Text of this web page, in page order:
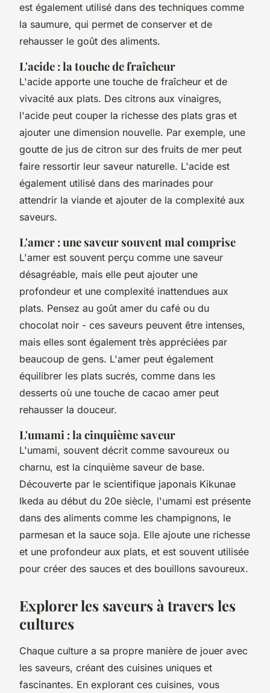
est également utilisé dans des techniques comme
la saumure, qui permet de conserver et de
rehausser le goût des aliments.
L'acide : la touche de fraîcheur
L'acide apporte une touche de fraîcheur et de
vivacité aux plats. Des citrons aux vinaigres,
l'acide peut couper la richesse des plats gras et
ajouter une dimension nouvelle. Par exemple, une
goutte de jus de citron sur des fruits de mer peut
faire ressortir leur saveur naturelle. L'acide est
également utilisé dans des marinades pour
attendrir la viande et ajouter de la complexité aux
saveurs.
L'amer : une saveur souvent mal comprise
L'amer est souvent perçu comme une saveur
désagréable, mais elle peut ajouter une
profondeur et une complexité inattendues aux
plats. Pensez au goût amer du café ou du
chocolat noir - ces saveurs peuvent être intenses,
mais elles sont également très appréciées par
beaucoup de gens. L'amer peut également
équilibrer les plats sucrés, comme dans les
desserts où une touche de cacao amer peut
rehausser la douceur.
L'umami : la cinquième saveur
L'umami, souvent décrit comme savoureux ou
charnu, est la cinquième saveur de base.
Découverte par le scientifique japonais Kikunae
Ikeda au début du 20e siècle, l'umami est présente
dans des aliments comme les champignons, le
parmesan et la sauce soja. Elle ajoute une richesse
et une profondeur aux plats, et est souvent utilisée
pour créer des sauces et des bouillons savoureux.
Explorer les saveurs à travers les
cultures
Chaque culture a sa propre manière de jouer avec
les saveurs, créant des cuisines uniques et
fascinantes. En explorant ces cuisines, vous